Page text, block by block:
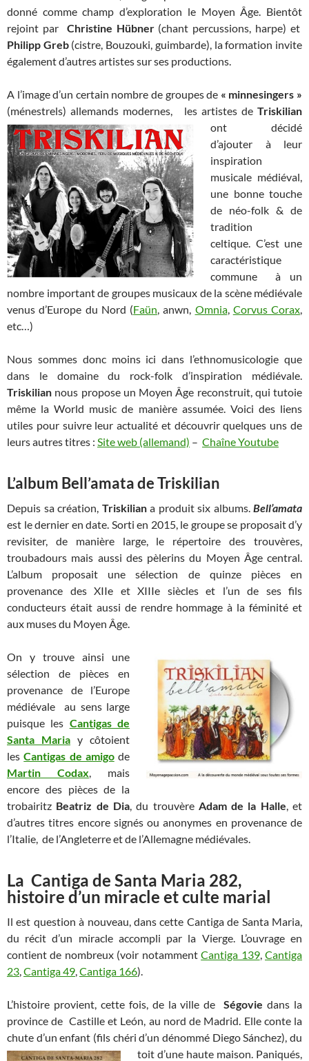
donné comme champ d’exploration le Moyen Âge. Bientôt
rejoint par Christine Hübner(chant percussions, harpe) et
Philipp Greb(cistre, Bouzouki, guimbarde), la formation invite
également d’autres artistes sur ses productions.
A l’image d’un certain nombre de groupes de « minnesingers »
(ménestrels) allemands modernes, les artistes de Triskilian
ont décidé
d’ajouter à leur
inspiration
musicale médiéval,
une bonne touche
de néo-folk & de
tradition
celtique. C’est une
caractéristique
commune à un
nombre important de groupes musicaux de la scène médiévale
venus d’Europe du Nord (Faün, anwn, Omnia, Corvus Corax,
etc…)
Nous sommes donc moins ici dans l’ethnomusicologie que
dans le domaine du rock-folk d’inspiration médiévale.
Triskilian nous propose un Moyen Âge reconstruit, qui tutoie
même la World music de manière assumée. Voici des liens
utiles pour suivre leur actualité et découvrir quelques uns de
leurs autres titres : Site web (allemand) – Chaîne Youtube
L’album Bell’amata de Triskilian
Depuis sa création, Triskiliana produit six albums. Bell’amata
est le dernier en date. Sorti en 2015, le groupe se proposait d’y
revisiter, de manière large, le répertoire des trouvères,
troubadours mais aussi des pèlerins du Moyen Âge central.
L’album proposait une sélection de quinze pièces en
provenance des XIIe et XIIIe siècles et l’un de ses fils
conducteurs était aussi de rendre hommage à la féminité et
aux muses du Moyen Âge.
On y trouve ainsi une
sélection de pièces en
provenance de l’Europe
médiévale au sens large
puisque les Cantigas de
Santa Maria y côtoient
lesCantigas de amigode
Martin Codax, mais
encore des pièces de la
trobairitz Beatriz de Dia, du trouvère Adam de la Halle, et
d’autres titres encore signés ou anonymes en provenance de
l’Italie, de l’Angleterre et de l’Allemagne médiévales.
La Cantiga de Santa Maria 282,
histoire d’un miracle et culte marial
Il est question à nouveau, dans cette Cantiga de Santa Maria,
du récit d’un miracle accompli par la Vierge. L’ouvrage en
contient de nombreux (voir notammentCantiga 139,Cantiga
23,Cantiga 49,Cantiga 166).
L’histoire provient, cette fois, de la ville deSégovie dans la
province de Castille et León, au nord de Madrid. Elle conte la
chute d’un enfant (fils chéri d’un dénommé Diego Sánchez), du
toit d’une haute maison. Paniqués,